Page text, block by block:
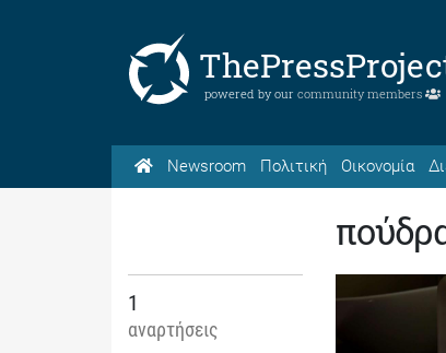
powered by our community members
Newsroom Πολιτική Οικονομία
1
αναρτήσεις